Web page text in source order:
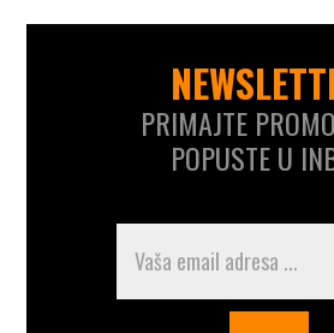
PRIMAJTE
POPUSTE U